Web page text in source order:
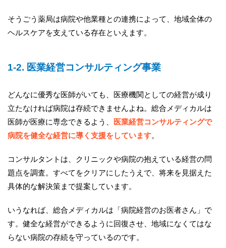
そうごう薬局は病院や他業種との連携によって、地域全体の
ヘルスケアを支えている存在といえます。
1-2. 医業経営コンサルティング事業
どんなに優秀な医師がいても、医療機関としての経営が成り
立たなければ病院は存続できませんよね。総合メディカルは
医師が医療に専念できるよう、
医業経営コンサルティングで
病院を健全な経営に導く支援をしています。
コンサルタントは、クリニックや病院の抱えている経営の問
題点を調査。すべてをクリアにしたうえで、将来を見据えた
具体的な解決策まで提案しています。
いうなれば、総合メディカルは「病院経営のお医者さん」で
す。健全な経営ができるように回復させ、地域になくてはな
らない病院の存続を守っているのです。